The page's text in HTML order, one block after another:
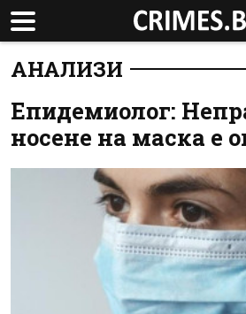
АНАЛИЗИ
Епидемиолог:
носене на маска е